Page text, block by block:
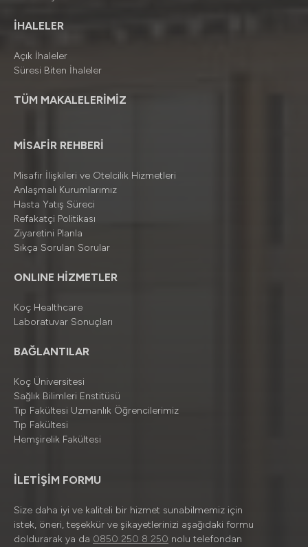
İHALELER
Açık İhaleler
Süresi Biten İhaleler
TÜM MAKALELERİMİZ
MİSAFİR REHBERİ
Misafir İlişkileri ve Otelcilik Hizmetleri
Anlaşmalı Kurumlarımız
Hasta Yatış Süreci
Refakatçi Politikası
Ziyaretini Planla
Sıkça Sorulan Sorular
ONLINE HİZMETLER
Koç Healthcare
Laboratuvar Sonuçları
BAĞLANTILAR
Koç Üniversitesi
Sağlık Bilimleri Enstitüsü
Tıp Fakültesi Uzmanlık Öğrencilerimiz
Tıp Fakültesi
Hemşirelik Fakültesi
İLETİŞİM FORMU
Size daha iyi ve kaliteli bir hizmet sunabilmemiz için
istek, öneri, teşekkür ve şikayetlerinizi aşağıdaki formu
doldurarak ya da 0850 250 8 250 nolu telefondan